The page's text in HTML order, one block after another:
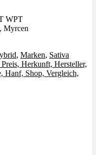
WPT
Myrcen
, Marken, Sativa
Herkunft, Hersteller,
Hanf, Shop, Vergleich,